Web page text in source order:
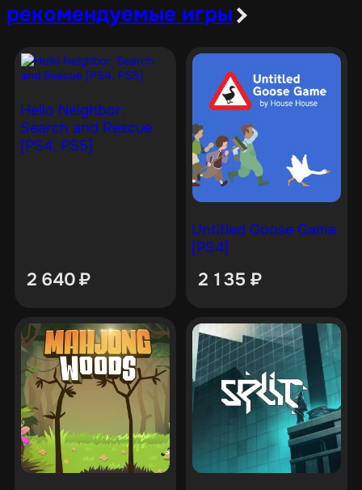
рекомендуемые игры
Hello Neighbor:
Search and Rescue
[PS4, PS5]
2 640₽
Untitled Goose Game
[PS4]
2 135 ₽